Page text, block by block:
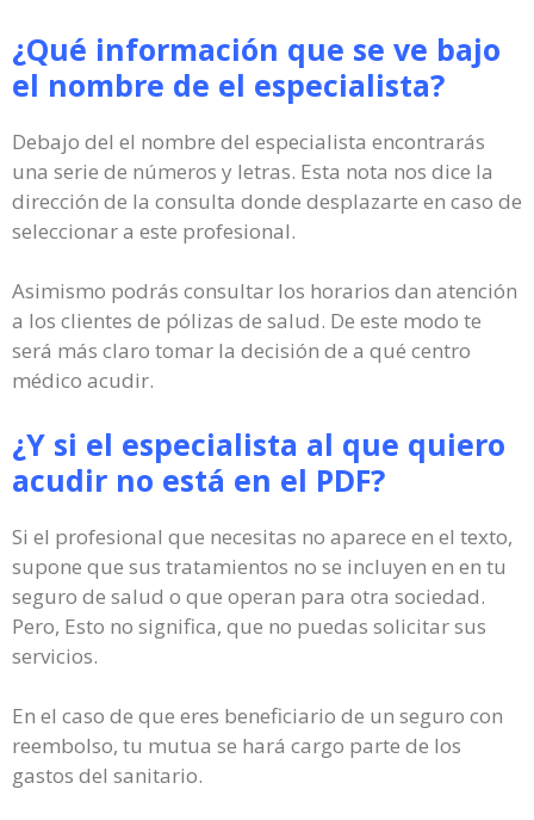
¿Qué información que se ve bajo
el nombre de el especialista?
Debajo del el nombre del especialista encontrarás
una serie de números y letras. Esta nota nos dice la
dirección de la consulta donde desplazarte en caso de
seleccionar a este profesional.
Asimismo podrás consultar los horarios dan atención
a los clientes de pólizas de salud. De este modo te
será más claro tomar la decisión de a qué centro
médico acudir.
¿Y si el especialista al que quiero
acudir no está en el PDF?
Si el profesional que necesitas no aparece en el texto,
supone que sus tratamientos no se incluyen en en tu
seguro de salud o que operan para otra sociedad.
Pero, Esto no significa, que no puedas solicitar sus
servicios.
En el caso de que eres beneficiario de un seguro con
reembolso, tu mutua se hará cargo parte de los
gastos del sanitario.